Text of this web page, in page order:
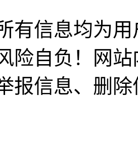
有信息均为
险自负！网
报信息、删